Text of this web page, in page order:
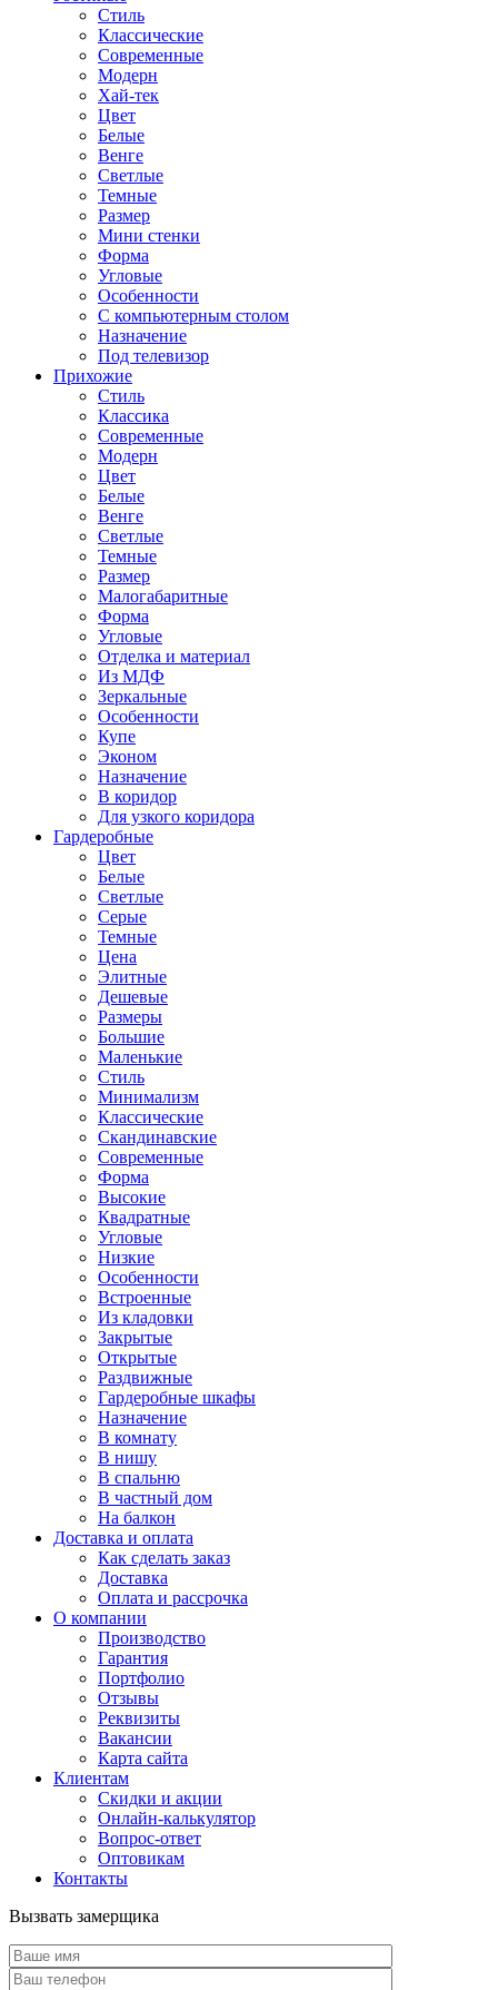
Стиль
Классические
Современные
Модерн
Хай-тек
Цвет
Белые
Венге
Светлые
Темные
Размер
Мини стенки
Форма
Угловые
Особенности
С компьютерным столом
Назначение
Под телевизор
Прихожие
Стиль
Классика
Современные
Модерн
Цвет
Белые
Венге
Светлые
Темные
Размер
Малогабаритные
Форма
Угловые
Отделка и материал
Из МДФ
Зеркальные
Особенности
Купе
Эконом
Назначение
В коридор
Для узкого коридора
Гардеробные
Цвет
Белые
Светлые
Серые
Темные
Цена
Элитные
Дешевые
Размеры
Большие
Маленькие
Стиль
Минимализм
Классические
Скандинавские
Современные
Форма
Высокие
Квадратные
Угловые
Низкие
Особенности
Встроенные
Из кладовки
Закрытые
Открытые
Раздвижные
Гардеробные шкафы
Назначение
В комнату
В нишу
В спальню
В частный дом
На балкон
Доставка и оплата
Как сделать заказ
Доставка
Оплата и рассрочка
О компании
Производство
Гарантия
Портфолио
Отзывы
Реквизиты
Вакансии
Карта сайта
Клиентам
Скидки и акции
Онлайн-калькулятор
Вопрос-ответ
Оптовикам
Контакты
Вызвать замерщика